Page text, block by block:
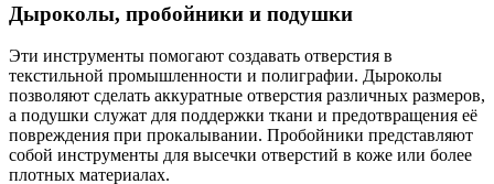
Дыроколы, пробойники и подушки
Эти инструменты помогают создавать отверстия в
текстильной промышленности и полиграфии. Дыроколы
позволяют сделать аккуратные отверстия различных размеров,
а подушки служат для поддержки ткани и предотвращения её
повреждения при прокалывании. Пробойники представляют
собой инструменты для высечки отверстий в коже или более
плотных материалах.